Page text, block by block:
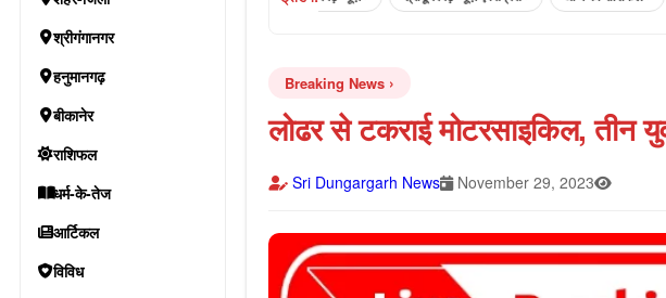
श्रीगंगानगर
हनुमानगढ़
बीकानेर
राशिफल
धर्म-के-तेज
आर्टिकल
विविध
Breaking News
लोढर से टकराई मोटरसाइकिल, तीन
Sri Dungargarh News November 29, 2023